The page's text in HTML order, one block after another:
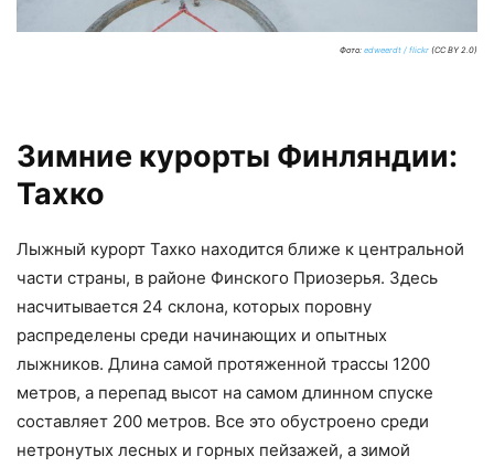
Фото: edweerdt / flickr (CC BY 2.0)
Зимние курорты Финляндии:
Тахко
Лыжный курорт Тахко находится ближе к центральной
части страны, в районе Финского Приозерья. Здесь
насчитывается 24 склона, которых поровну
распределены среди начинающих и опытных
лыжников. Длина самой протяженной трассы 1200
метров, а перепад высот на самом длинном спуске
составляет 200 метров. Все это обустроено среди
нетронутых лесных и горных пейзажей, а зимой